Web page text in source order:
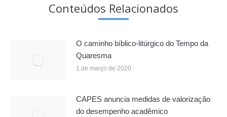
Conteúdos Relacionados
O caminho bíblico-litúrgico do Tempo da
Quaresma
1 de março de 2020
CAPES anuncia medidas de valorização
do desempenho acadêmico